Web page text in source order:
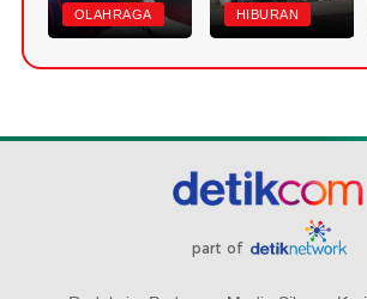
OLAHRAGA HIBURAN
part of